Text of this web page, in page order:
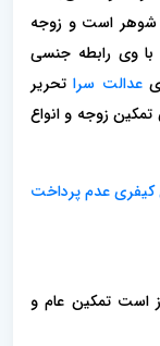
شوهر است و زوجه
وی رابطه جنسی
عدالت سراتحریر
زوجه و انواع
عدم پرداخت
است تمکین عام و